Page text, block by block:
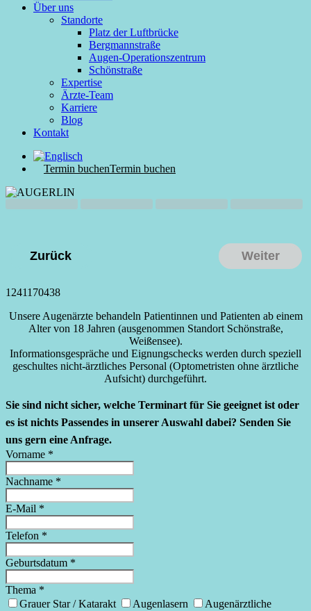
Über uns
Standorte
Platz der Luftbrücke
Bergmannstraße
Augen-Operationszentrum
Schönstraße
Expertise
Ärzte-Team
Karriere
Blog
Kontakt
Termin buchenTermin buchen
Zurück Weiter
1241170438
Unsere Augen­ärzte behandeln Patien­tinnen und Patienten ab einem
Alter von 18 Jahren (ausge­nommen Standort Schön­straße,
Weißensee).
Infor­ma­ti­ons­ge­spräche und Eignungs­checks werden durch speziell
geschultes nicht-ärztliches Personal (Optome­tristen ohne ärztliche
Aufsicht) durch­ge­führt.
Sie sind nicht sicher, welche Terminart für Sie geeignet ist oder
es ist nichts Passendes in unserer Auswahl dabei? Senden Sie
uns gern eine Anfrage.
Vorname *
Nachname *
E‑Mail *
Telefon *
Geburts­datum *
Thema *
Grauer Star / Katarakt
Augen­lasern
Augen­ärzt­liche